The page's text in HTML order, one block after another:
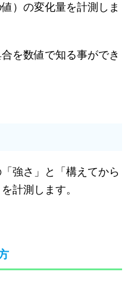
）の変化量を計測しま
を数値で知る事ができ
強さ」と「構えてから
計測します。